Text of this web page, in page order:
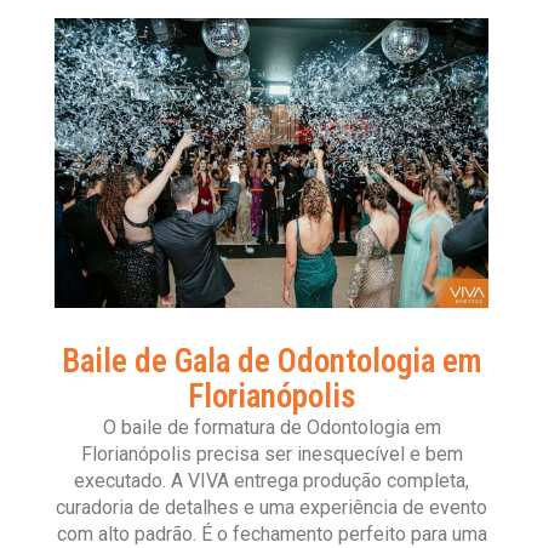
Baile de Gala de Odontologia em
Florianópolis
O baile de formatura de Odontologia em
Florianópolis precisa ser inesquecível e bem
executado. A VIVA entrega produção completa,
curadoria de detalhes e uma experiência de evento
com alto padrão. É o fechamento perfeito para uma